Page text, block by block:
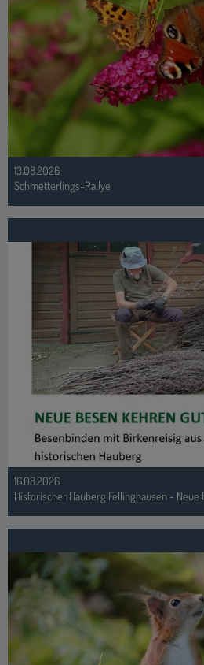
13.08.2026
Schmetterlings-Rallye
16.08.2026
Historischer Hauberg Fellinghausen - Neue